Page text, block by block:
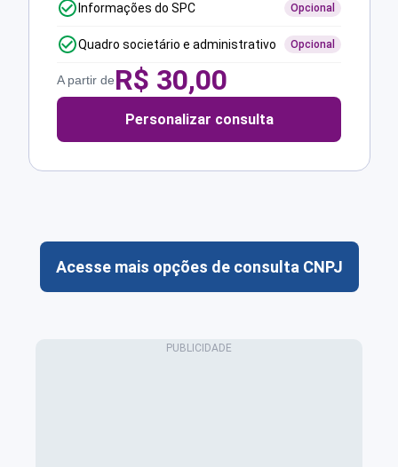
Informações do SPC Opcional
Quadro societário e administrativo Opcional
A partir deR$ 30,00
Personalizar consulta
Acesse mais opções de consulta CNPJ